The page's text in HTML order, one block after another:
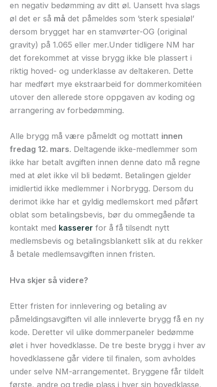
en negativ bedømming av ditt øl. Uansett hva slags
øl det er så må det påmeldes som ’sterk spesialøl’
dersom brygget har en stamvørter-OG (original
gravity) på 1.065 eller mer.Under tidligere NM har
det forekommet at visse brygg ikke ble plassert i
riktig hoved- og underklasse av deltakeren. Dette
har medført mye ekstraarbeid for dommerkomitéen
utover den allerede store oppgaven av koding og
arrangering av forbedømming.
Alle brygg må være påmeldt og mottatt innen
fredag 12. mars. Deltagende ikke-medlemmer som
ikke har betalt avgiften innen denne dato må regne
med at ølet ikke vil bli bedømt. Betalingen gjelder
imidlertid ikke medlemmer i Norbrygg. Dersom du
derimot ikke har et gyldig medlemskort med påført
oblat som betalingsbevis, bør du ommegående ta
kontakt med kasserer for å få tilsendt nytt
medlemsbevis og betalingsblankett slik at du rekker
å betale medlemsavgiften innen fristen.
Hva skjer så videre?
Etter fristen for innlevering og betaling av
påmeldingsavgiften vil alle innleverte brygg få en ny
kode. Deretter vil ulike dommerpaneler bedømme
ølet i hver hovedklasse. De tre beste brygg i hver av
hovedklassene går videre til finalen, som avholdes
under selve NM-arrangementet. Bryggene får tildelt
første, andre og tredje plass i hver sin hovedklasse,